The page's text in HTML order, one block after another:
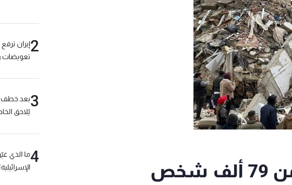
إدارة الكوارث التركية: أكثر من 79 ألف شخص
2إيران
تعويضات
3بعد
يُلاحق
4ما الذي